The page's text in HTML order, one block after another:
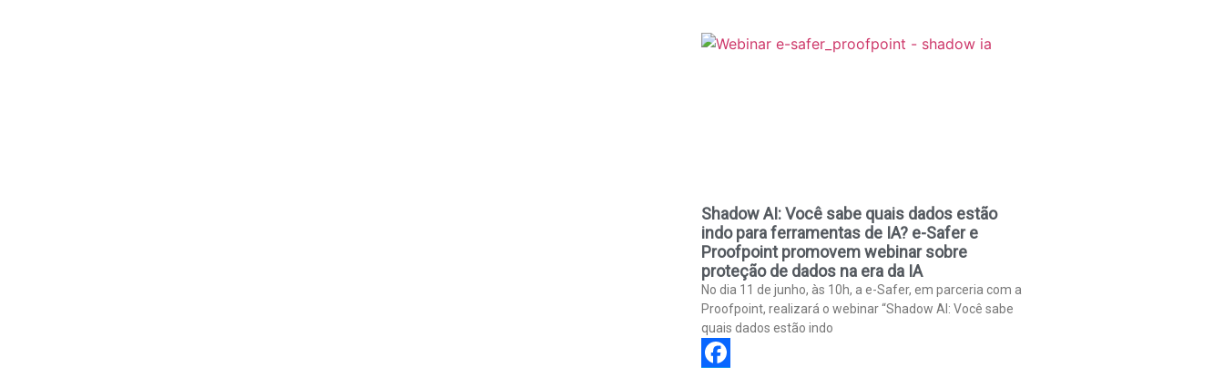
Shadow AI: Você sabe quais dados estão
indo para ferramentas de IA? e-Safer e
Proofpoint promovem webinar sobre
proteção de dados na era da IA
No dia 11 de junho, às 10h, a e-Safer, em parceria com a
Proofpoint, realizará o webinar “Shadow AI: Você sabe
quais dados estão indo